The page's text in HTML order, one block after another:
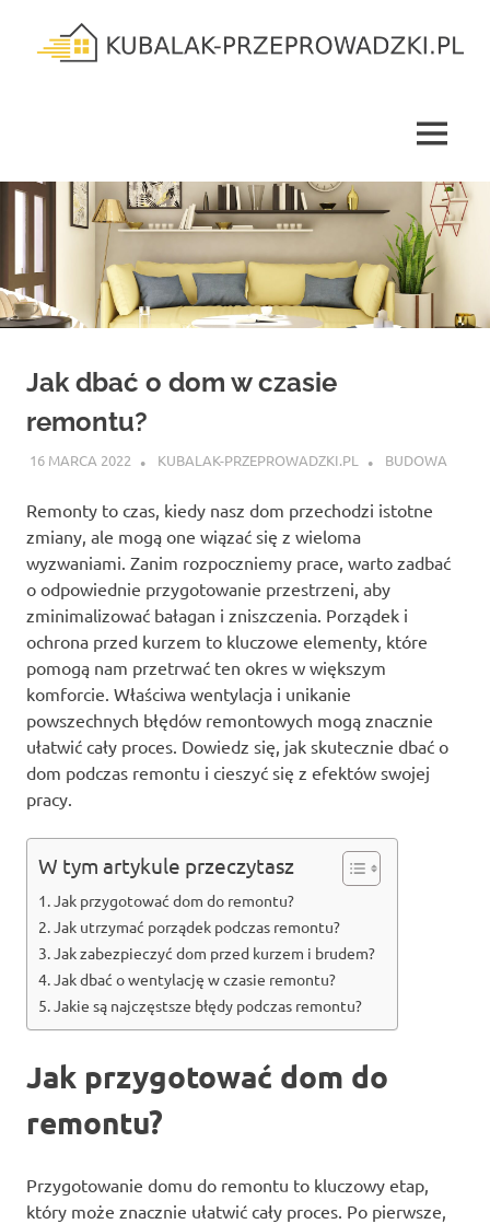
content
MENU
Jak dbać o dom w czasie
remontu?
16 MARCA 2022 KUBALAK-PRZEPROWADZKI.PL BUDOWA
Remonty to czas, kiedy nasz dom przechodzi istotne
zmiany, ale mogą one wiązać się z wieloma
wyzwaniami. Zanim rozpoczniemy prace, warto zadbać
o odpowiednie przygotowanie przestrzeni, aby
zminimalizować bałagan i zniszczenia. Porządek i
ochrona przed kurzem to kluczowe elementy, które
pomogą nam przetrwać ten okres w większym
komforcie. Właściwa wentylacja i unikanie
powszechnych błędów remontowych mogą znacznie
ułatwić cały proces. Dowiedz się, jak skutecznie dbać o
dom podczas remontu i cieszyć się z efektów swojej
pracy.
W tym artykule przeczytasz
Jak przygotować dom do remontu?
Jak utrzymać porządek podczas remontu?
Jak zabezpieczyć dom przed kurzem i brudem?
Jak dbać o wentylację w czasie remontu?
Jakie są najczęstsze błędy podczas remontu?
Jak przygotować dom do
remontu?
Przygotowanie domu do remontu to kluczowy etap,
który może znacznie ułatwić cały proces. Po pierwsze,